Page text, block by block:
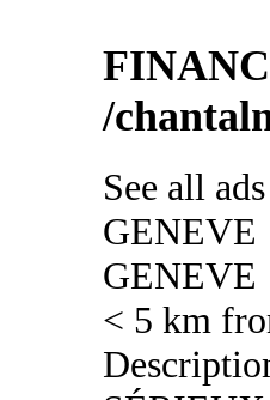
/
See all
GENEVE
GENEVE
< 5 km